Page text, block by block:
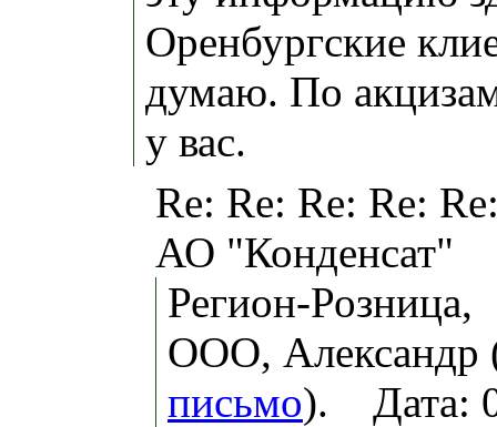
Оренбургские
думаю. По
у вас.
Re: Re: Re: Re:
АО "Конденсат"
Регион-Розница,
ООО, Александр
письмо). Дата: